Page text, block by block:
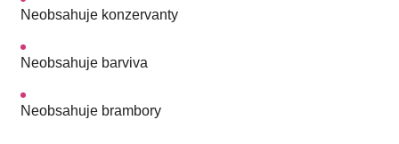
Neobsahuje konzervanty
Neobsahuje barviva
Neobsahuje brambory